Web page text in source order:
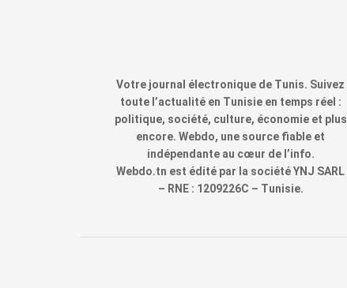
Votre journal électronique de Tunis. Suivez
toute l’actualité en Tunisie en temps réel :
politique, société, culture, économie et plus
encore. Webdo, une source fiable et
indépendante au cœur de l’info.
Webdo.tn est édité par la société YNJ SARL
– RNE : 1209226C – Tunisie.